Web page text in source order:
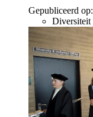
Gepubliceerd op:
Diversiteit